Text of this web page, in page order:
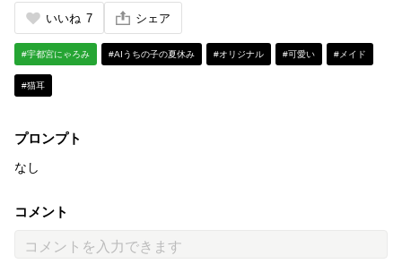
いいね 7 シェア
#宇都宮にゃろみ #AIうちの子の夏休み #オリジナル #可愛い #メイド
#猫耳
プロンプト
なし
コメント